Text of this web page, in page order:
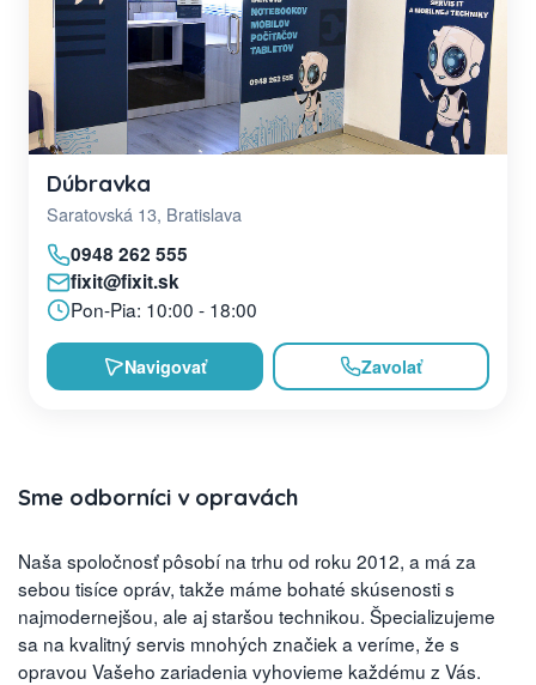
Dúbravka
Saratovská 13, Bratislava
0948 262 555
fixit@fixit.sk
Pon-Pia: 10:00 - 18:00
Navigovať Zavolať
Sme odborníci v opravách
Naša spoločnosť pôsobí na trhu od roku 2012, a má za
sebou tisíce opráv, takže máme bohaté skúsenosti s
najmodernejšou, ale aj staršou technikou. Špecializujeme
sa na kvalitný servis mnohých značiek a veríme, že s
opravou Vašeho zariadenia vyhovieme každému z Vás.